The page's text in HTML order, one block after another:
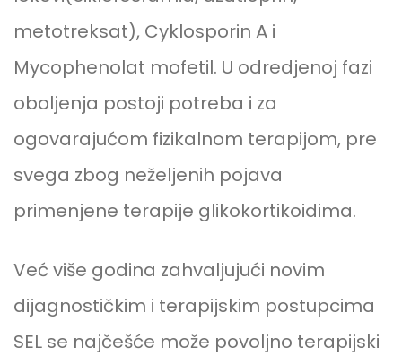
metotreksat), Cyklosporin A i
Mycophenolat mofetil. U odredjenoj fazi
oboljenja postoji potreba i za
ogovarajućom fizikalnom terapijom, pre
svega zbog neželjenih pojava
primenjene terapije glikokortikoidima.
Već više godina zahvaljujući novim
dijagnostičkim i terapijskim postupcima
SEL se najčešće može povoljno terapijski